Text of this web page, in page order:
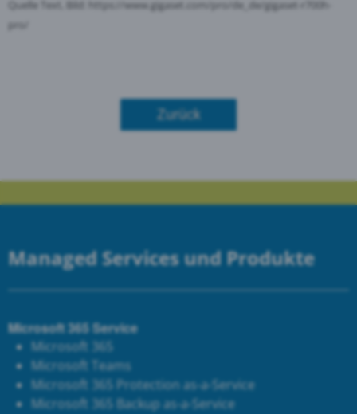
Quelle Text, Bild:
https://www.gigaset.com/pro/de_de/gigaset-r700h-
pro/
Zurück
Managed Services und Produkte
Microsoft 365 Service
Microsoft 365
Microsoft Teams
Microsoft 365 Protection as-a-Service
Microsoft 365 Backup as-a-Service